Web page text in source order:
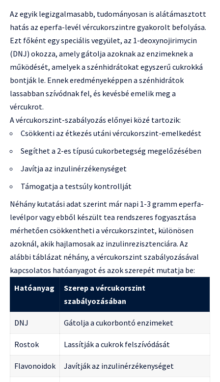
Az egyik legizgalmasabb, tudományosan is alátámasztott
hatás az eperfa-levél vércukorszintre gyakorolt befolyása.
Ezt főként egy speciális vegyület, az 1-deoxynojirimycin
(DNJ) okozza, amely gátolja azoknak az enzimeknek a
működését, amelyek a szénhidrátokat egyszerű cukrokká
bontják le. Ennek eredményeképpen a szénhidrátok
lassabban szívódnak fel, és kevésbé emelik meg a
vércukrot.
A vércukorszint-szabályozás előnyei közé tartozik:
Csökkenti az étkezés utáni vércukorszint-emelkedést
Segíthet a 2-es típusú cukorbetegség megelőzésében
Javítja az inzulinérzékenységet
Támogatja a testsúly kontrollját
Néhány kutatási adat szerint már napi 1-3 gramm eperfa-
levélpor vagy ebből készült tea rendszeres fogyasztása
mérhetően csökkentheti a vércukorszintet, különösen
azoknál, akik hajlamosak az inzulinrezisztenciára. Az
alábbi táblázat néhány, a vércukorszint szabályozásával
kapcsolatos hatóanyagot és azok szerepét mutatja be:
Hatóanyag
Szerep a vércukorszint
szabályozásában
DNJ Gátolja a cukorbontó enzimeket
Rostok Lassítják a cukrok felszívódását
Flavonoidok Javítják az inzulinérzékenységet